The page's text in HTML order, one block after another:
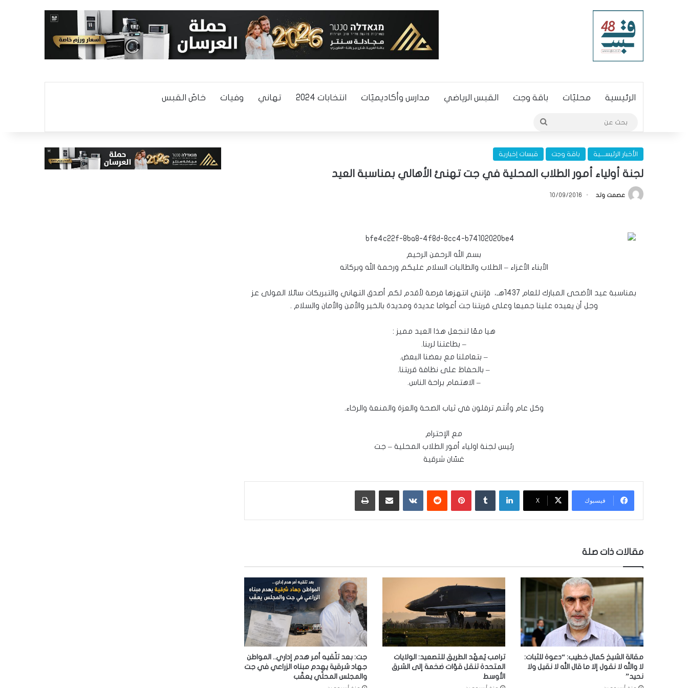
الرئيسية محليّات باقة وجت القبس الرياضي مدارس وأكاديميّات انتخابات 2024 تهاني وفيات خاصّ القبس
الأخبار الرئيســـية باقة وجت قبسات إخبارية
لجنة أولياء أمور الطلاب المحلية في جت تهنئ الأهالي بمناسبة العيد
عصمت وتد 10/09/2016
بسم الله الرحمن الرحيم
الأبناء الأعزاء – الطلاب والطالبات السلام عليكم ورحمة الله وبركاته
بمناسبة عيد الأضحى المبارك للعام 1437هـ، فإنني انتهزها فرصة لأقدم لكم أصدق التهاني والتبريكات سائلا المولى عز
وجل أن يعيده علينا جميعا وعلى قريتنا جت أعواما عديدة ومديدة بالخير والأمن والأمان والسلام .
هيا معًا لنجعل هذا العيد مميز :
– بطاعتنا لربنا.
– بتعاملنا مع بعضنا البعض.
– بالحفاظ على نظافة قريتنا.
– الاهتمام براحة الناس.
وكل عام وأنتم ترفلون في ثياب الصحة والعزة والمنعة والرخاء.
مع الإحترام
رئيس لجنة اولياء أمور الطلاب المحلية – جت
غسّان شرقية
فيسبوك ‫X
لينكدإن بينتيريست ‏VKontakte
مقالات ذات صلة
مقالة الشيخ كمال خطيب: “دعوة للثبات:
لا والله لا نقول إلا ما قال الله لا نقيل ولا
نحيد”
ترامب يُمهّد الطريق للتصعيد: الولايات
المتحدة تنقل قوّات ضخمة إلى الشرق
الأوسط
جت: بعد تلّقيه أمر هدم إداري.. المواطن
جهاد شرقية يهدم مبناه الزراعي في جت
والمجلس المحلّي يعقّب